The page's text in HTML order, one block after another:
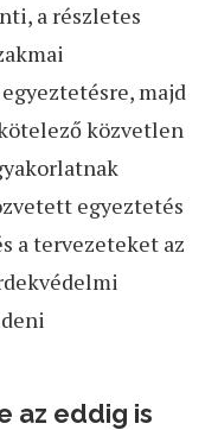
a részletes
majd
közvetlen
egyeztetés
a tervezeteket az
az eddig is